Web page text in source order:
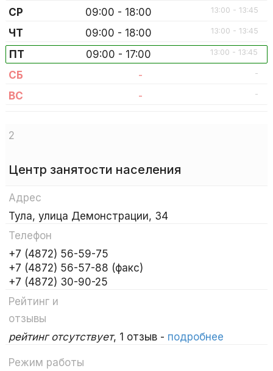
СР 09:00 - 18:00 13:00 - 13:45
ЧТ 09:00 - 18:00 13:00 - 13:45
ПТ 09:00 - 17:00 13:00 - 13:45
СБ - -
ВС - -
2
Центр занятости населения
Адрес
Тула, улица Демонстрации, 34
Телефон
+7 (4872) 56-59-75
+7 (4872) 56-57-88 (факс)
+7 (4872) 30-90-25
Рейтинг и
отзывы
рейтинг отсутствует, 1 отзыв - подробнее
Режим работы